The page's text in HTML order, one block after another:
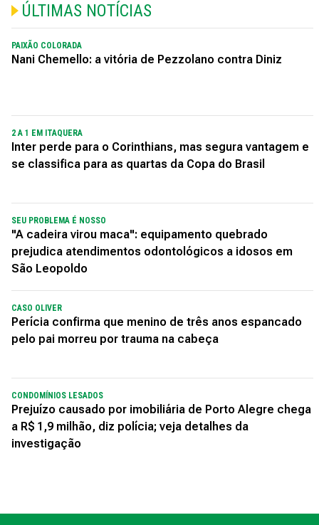
ÚLTIMAS NOTÍCIAS
PAIXÃO COLORADA
Nani Chemello: a vitória de Pezzolano contra Diniz
2 A 1 EM ITAQUERA
Inter perde para o Corinthians, mas segura vantagem e
se classifica para as quartas da Copa do Brasil
SEU PROBLEMA É NOSSO
"A cadeira virou maca": equipamento quebrado
prejudica atendimentos odontológicos a idosos em
São Leopoldo
CASO OLIVER
Perícia confirma que menino de três anos espancado
pelo pai morreu por trauma na cabeça
CONDOMÍNIOS LESADOS
Prejuízo causado por imobiliária de Porto Alegre chega
a R$ 1,9 milhão, diz polícia; veja detalhes da
investigação